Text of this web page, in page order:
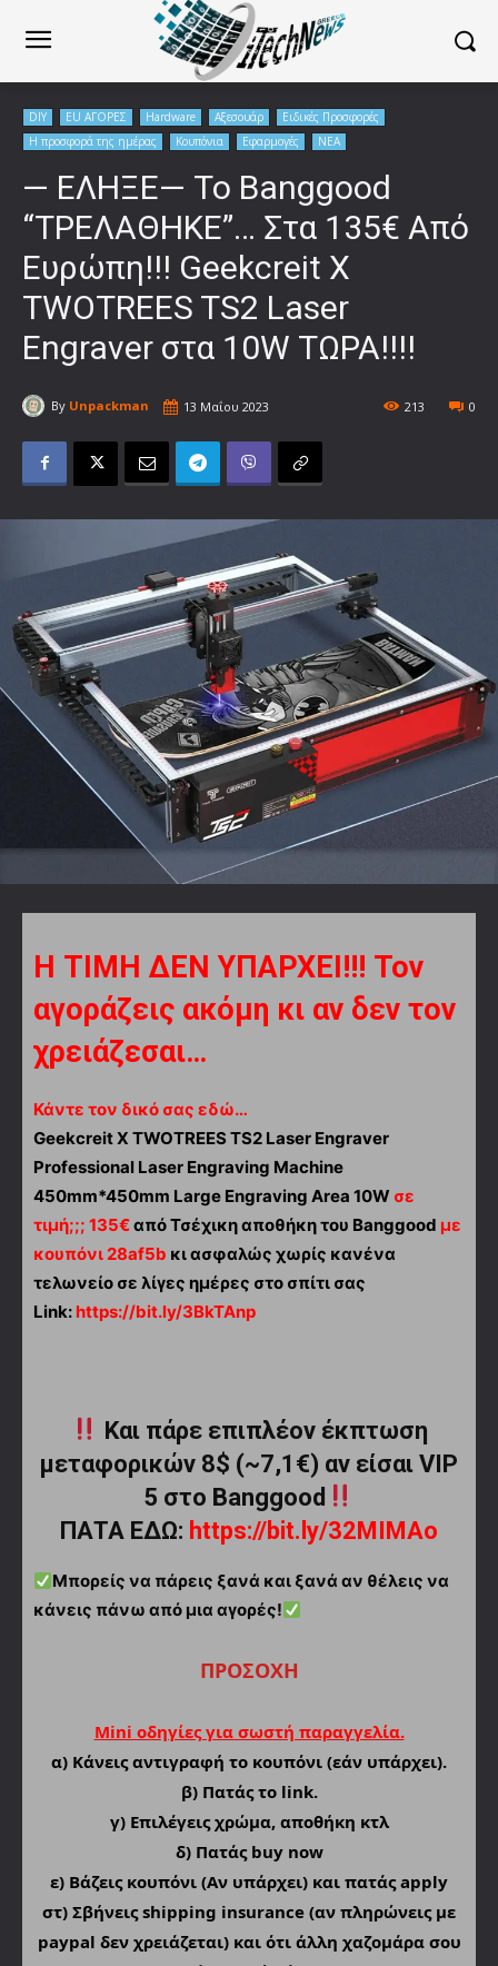
DIY EU ΑΓΟΡΕΣ Hardware Αξεσουάρ
Ειδικές Προσφορές
Η προσφορά της ημέρας
Κουπόνια Εφαρμογές ΝΕΑ
— ΕΛΗΞΕ— Το Banggood
“ΤΡΕΛΑΘΗΚΕ”… Στα 135€ Από
Ευρώπη!!! Geekcreit X
TWOTREES TS2 Laser
Engraver στα 10W ΤΩΡΑ!!!!
By Unpackman 13 Μαΐου 2023 0
213
Η ΤΙΜΗ ΔΕΝ ΥΠΑΡΧΕΙ!!! Τον
αγοράζεις ακόμη κι αν δεν τον
χρειάζεσαι…
Κάντε τον δικό σας εδώ…
Geekcreit X TWOTREES TS2 Laser Engraver
Professional Laser Engraving Machine
450mm*450mm Large Engraving Area 10W σε
τιμή;;; 135€από Τσέχικη αποθήκη του Banggood με
κουπόνι 28af5b κι ασφαλώς χωρίς κανένα
τελωνείο σε λίγες ημέρες στο σπίτι σας
Link: https://bit.ly/3BkTAnp
Και πάρε επιπλέον έκπτωση
μεταφορικών 8$ (~7,1€) αν είσαι VIP
5 στο Banggood
ΠΑΤΑ ΕΔΩ: https://bit.ly/32MIMAo
Μπορείς να πάρεις ξανά και ξανά αν θέλεις να
κάνεις πάνω από μια αγορές!
ΠΡΟΣΟΧΗ
Mini οδηγίες για σωστή παραγγελία.
α) Κάνεις αντιγραφή το κουπόνι (εάν υπάρχει).
β) Πατάς το link.
γ) Επιλέγεις χρώμα, αποθήκη κτλ
δ) Πατάς buy now
ε) Βάζεις κουπόνι (Αν υπάρχει) και πατάς apply
στ) Σβήνεις shipping insurance (αν πληρώνεις με
paypal δεν χρειάζεται) και ότι άλλη χαζομάρα σου